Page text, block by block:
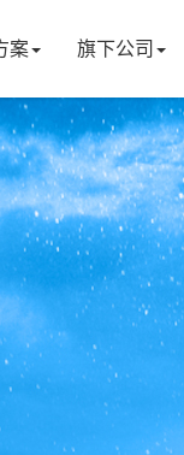
案 旗下公司